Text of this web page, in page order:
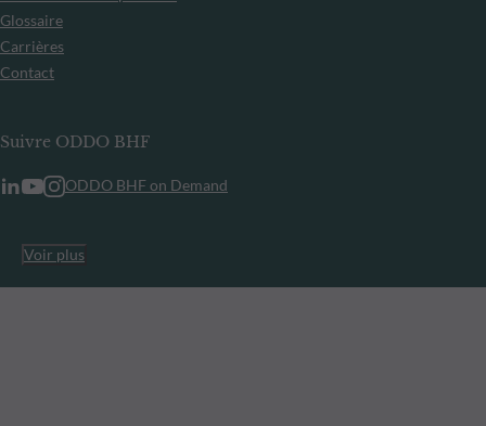
Glossaire
Carrières
Contact
Suivre ODDO BHF
ODDO BHF on Demand
Voir plus